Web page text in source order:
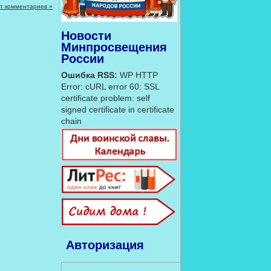
комментариев »
Новости
Минпросвещения
России
Ошибка RSS: WP HTTP
Error: cURL error 60: SSL
certificate problem: self
signed certificate in certificate
chain
Авторизация